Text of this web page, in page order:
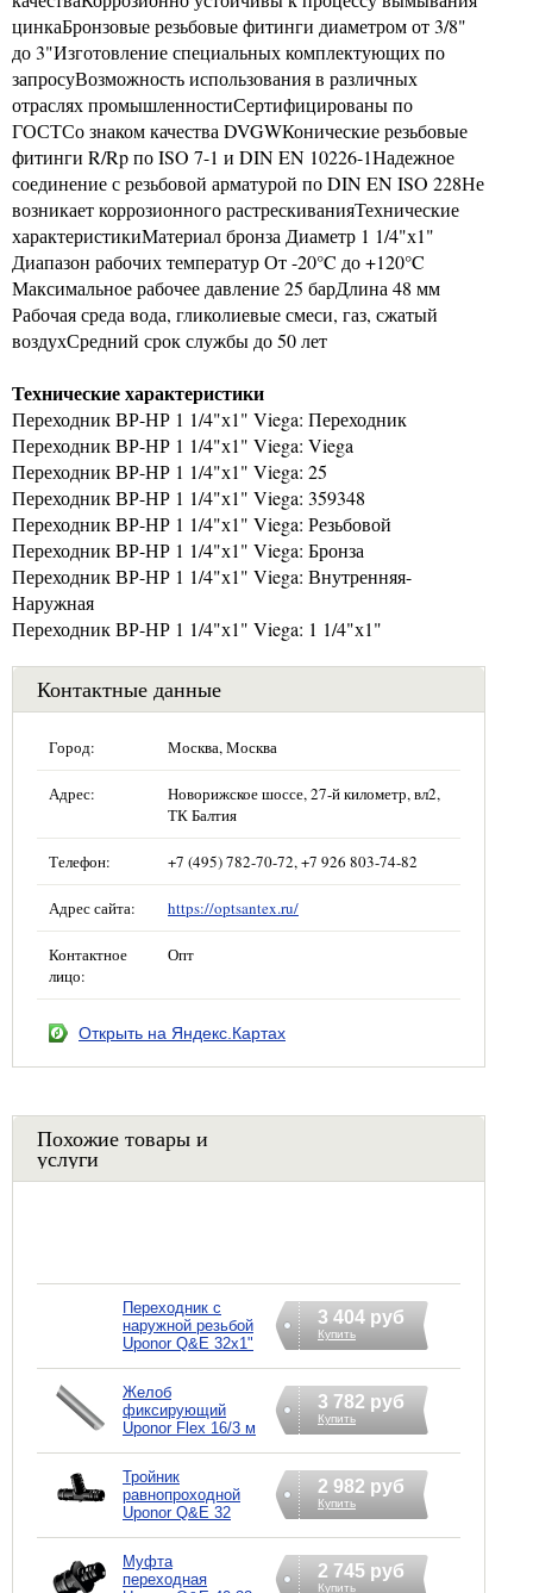
цинкаБронзовые резьбовые фитинги диаметром от 3/8"
до 3"Изготовление специальных комплектующих по
запросуВозможность использования в различных
отраслях промышленностиСертифицированы по
ГОСТСо знаком качества DVGWКонические резьбовые
фитинги R/Rp по ISO 7-1 и DIN EN 10226-1Надежное
соединение с резьбовой арматурой по DIN EN ISO 228Не
возникает коррозионного растрескиванияТехнические
характеристикиМатериал бронза Диаметр 1 1/4"х1"
Диапазон рабочих температур От -20°C до +120°C
Максимальное рабочее давление 25 барДлина 48 мм
Рабочая среда вода, гликолиевые смеси, газ, сжатый
воздухСредний срок службы до 50 лет
Технические характеристики
Переходник ВР-НР 1 1/4"х1" Viega: Переходник
Переходник ВР-НР 1 1/4"х1" Viega: Viega
Переходник ВР-НР 1 1/4"х1" Viega: 25
Переходник ВР-НР 1 1/4"х1" Viega: 359348
Переходник ВР-НР 1 1/4"х1" Viega: Резьбовой
Переходник ВР-НР 1 1/4"х1" Viega: Бронза
Переходник ВР-НР 1 1/4"х1" Viega: Внутренняя-
Наружная
Переходник ВР-НР 1 1/4"х1" Viega: 1 1/4"х1"
Контактные данные
Город: Москва, Москва
Адрес:
Новорижское шоссе, 27-й километр, вл2,
ТК Балтия
Телефон: +7 (495) 782-70-72, +7 926 803-74-82
Адрес сайта: https://optsantex.ru/
Контактное
лицо:
Опт
Открыть на Яндекс.Картах
Похожие товары и
услуги
Переходник с
наружной резьбой
Uponor Q&E 32х1"
3 404 руб
Купить
Желоб
фиксирующий
Uponor Flex 16/3 м
3 782 руб
Купить
Тройник
равнопроходной
Uponor Q&E 32
2 982 руб
Купить
Муфта
переходная
2 745 руб
Купить